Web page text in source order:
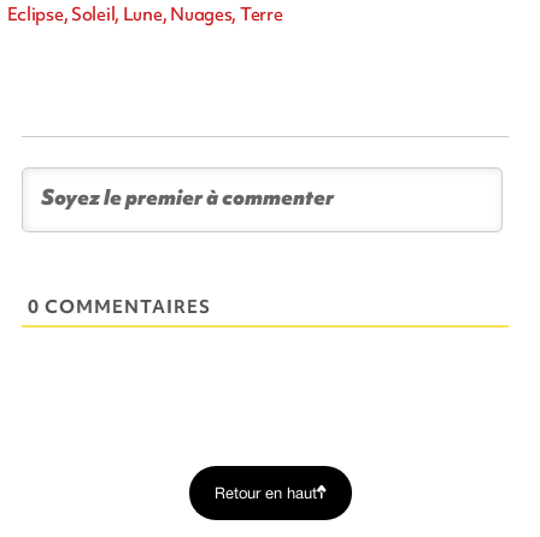
Eclipse, Soleil, Lune, Nuages, Terre
0 COMMENTAIRES
Retour en haut